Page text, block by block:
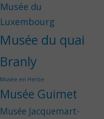
Musée du
Luxembourg
Musée du quai
Branly
Musée en Herbe
Musée Guimet
Musée Jacquemart-